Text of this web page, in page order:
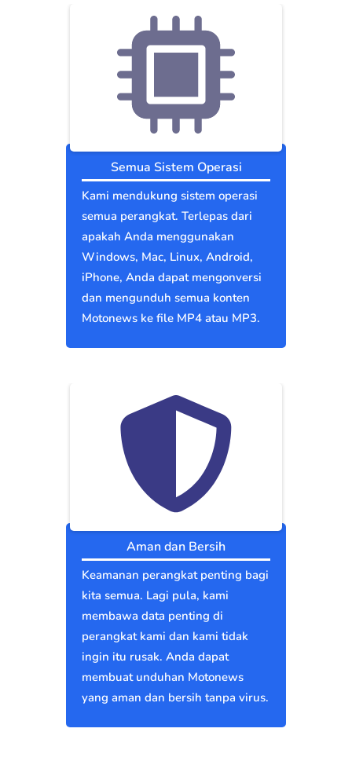
Semua Sistem Operasi
Kami mendukung sistem operasi
semua perangkat. Terlepas dari
apakah Anda menggunakan
Windows, Mac, Linux, Android,
iPhone, Anda dapat mengonversi
dan mengunduh semua konten
Motonews ke file MP4 atau MP3.
Aman dan Bersih
Keamanan perangkat penting bagi
kita semua. Lagi pula, kami
membawa data penting di
perangkat kami dan kami tidak
ingin itu rusak. Anda dapat
membuat unduhan Motonews
yang aman dan bersih tanpa virus.